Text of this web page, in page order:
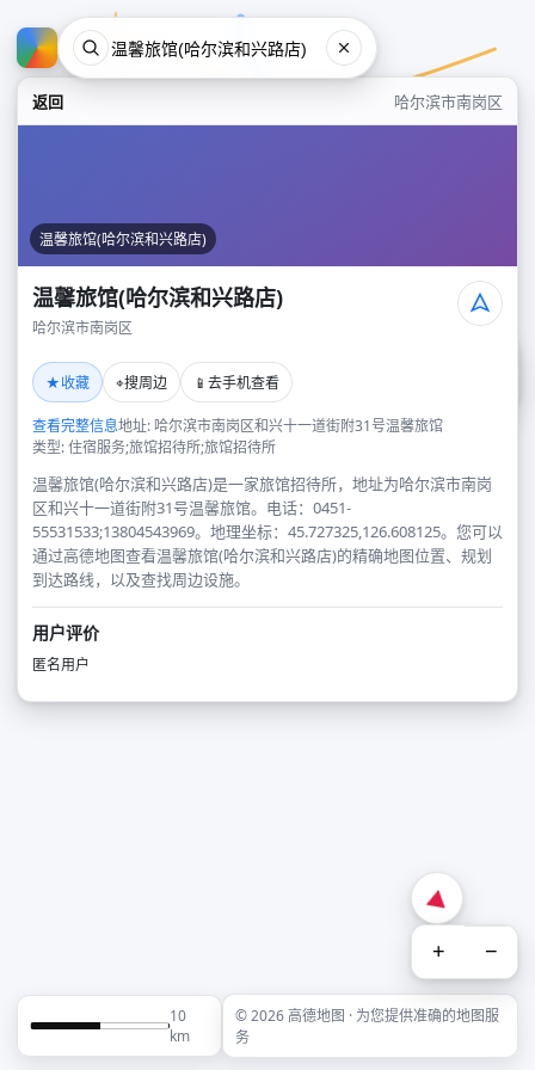
返回 哈尔滨市南岗区
温馨旅馆(哈尔滨和兴路店)
温馨旅馆(哈尔滨和兴路店)
哈尔滨市南岗区
★收藏 ⌖搜周边 📱 去手机查看
查看完整信息地址: 哈尔滨市南岗区和兴十一道街附31号温馨旅馆
类型: 住宿服务;旅馆招待所;旅馆招待所
温馨旅馆(哈尔滨和兴路店)是一家旅馆招待所，地址为哈尔滨市南岗
区和兴十一道街附31号温馨旅馆。电话：0451-
55531533;13804543969。地理坐标：45.727325,126.608125。您可以
通过高德地图查看温馨旅馆(哈尔滨和兴路店)的精确地图位置、规划
到达路线，以及查找周边设施。
用户评价
匿名用户
+ −
10
km
© 2026 高德地图 · 为您提供准确的地图服
务